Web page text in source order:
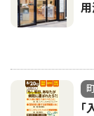
用
｢